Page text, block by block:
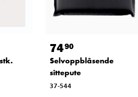
7490
Selvoppblåsende
sittepute
37-544